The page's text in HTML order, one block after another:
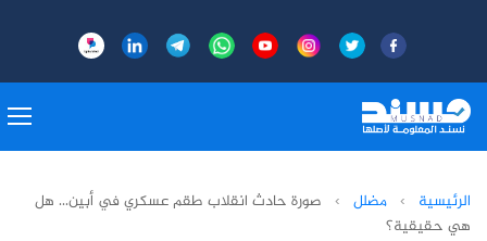
الرئيسية › مضلل › صورة حادث انقلاب طقم عسكري في أبين... هل
هي حقيقية؟